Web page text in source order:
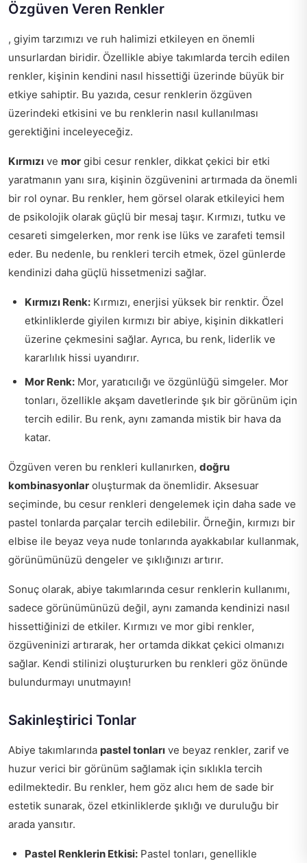
Özgüven Veren Renkler
, giyim tarzımızı ve ruh halimizi etkileyen en önemli
unsurlardan biridir. Özellikle abiye takımlarda tercih edilen
renkler, kişinin kendini nasıl hissettiği üzerinde büyük bir
etkiye sahiptir. Bu yazıda, cesur renklerin özgüven
üzerindeki etkisini ve bu renklerin nasıl kullanılması
gerektiğini inceleyeceğiz.
Kırmızı ve mor gibi cesur renkler, dikkat çekici bir etki
yaratmanın yanı sıra, kişinin özgüvenini artırmada da önemli
bir rol oynar. Bu renkler, hem görsel olarak etkileyici hem
de psikolojik olarak güçlü bir mesaj taşır. Kırmızı, tutku ve
cesareti simgelerken, mor renk ise lüks ve zarafeti temsil
eder. Bu nedenle, bu renkleri tercih etmek, özel günlerde
kendinizi daha güçlü hissetmenizi sağlar.
Kırmızı Renk: Kırmızı, enerjisi yüksek bir renktir. Özel
etkinliklerde giyilen kırmızı bir abiye, kişinin dikkatleri
üzerine çekmesini sağlar. Ayrıca, bu renk, liderlik ve
kararlılık hissi uyandırır.
Mor Renk: Mor, yaratıcılığı ve özgünlüğü simgeler. Mor
tonları, özellikle akşam davetlerinde şık bir görünüm için
tercih edilir. Bu renk, aynı zamanda mistik bir hava da
katar.
Özgüven veren bu renkleri kullanırken, doğru
kombinasyonlar oluşturmak da önemlidir. Aksesuar
seçiminde, bu cesur renkleri dengelemek için daha sade ve
pastel tonlarda parçalar tercih edilebilir. Örneğin, kırmızı bir
elbise ile beyaz veya nude tonlarında ayakkabılar kullanmak,
görünümünüzü dengeler ve şıklığınızı artırır.
Sonuç olarak, abiye takımlarında cesur renklerin kullanımı,
sadece görünümünüzü değil, aynı zamanda kendinizi nasıl
hissettiğinizi de etkiler. Kırmızı ve mor gibi renkler,
özgüveninizi artırarak, her ortamda dikkat çekici olmanızı
sağlar. Kendi stilinizi oluştururken bu renkleri göz önünde
bulundurmayı unutmayın!
Sakinleştirici Tonlar
Abiye takımlarında pastel tonları ve beyaz renkler, zarif ve
huzur verici bir görünüm sağlamak için sıklıkla tercih
edilmektedir. Bu renkler, hem göz alıcı hem de sade bir
estetik sunarak, özel etkinliklerde şıklığı ve duruluğu bir
arada yansıtır.
Pastel Renklerin Etkisi: Pastel tonları, genellikle